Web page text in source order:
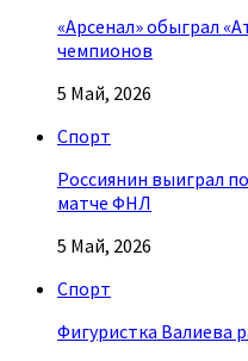
«Арсенал» обыграл
чемпионов
5 Май, 2026
Спорт
Россиянин выиграл
матче ФНЛ
5 Май, 2026
Спорт
Фигуристка Валиева